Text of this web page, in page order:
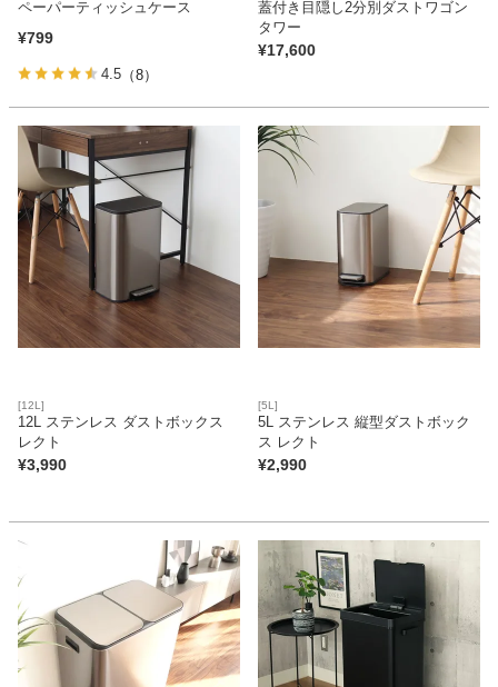
ペーパーティッシュケース
¥799
4.5 （8）
蓋付き目隠し2分別ダストワゴン
タワー
¥17,600
[12L]
12L ステンレス ダストボックス
レクト
¥3,990
[5L]
5L ステンレス 縦型ダストボック
ス レクト
¥2,990